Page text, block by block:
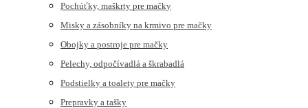
Pochúťky, maškrty pre mačky
Misky a zásobníky na krmivo pre mačky
Obojky a postroje pre mačky
Pelechy, odpočívadlá a škrabadlá
Podstielky a toalety pre mačky
Prepravky a tašky